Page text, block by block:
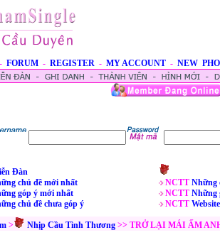
- FORUM - REGISTER - MY ACCOUNT - NEW
Đàn
chủ đề mới nhất
góp ý mới nhất
chủ đề chưa góp ý
NCTT Những
NCTT Những
NCTT Website
> Nhịp Cầu Tình Thương >> TRỞ LẠI MÁI ẤM